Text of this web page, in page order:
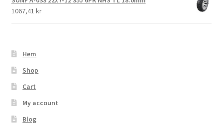
1067,41 kr
Hem
Shop
Cart
My account
Blog